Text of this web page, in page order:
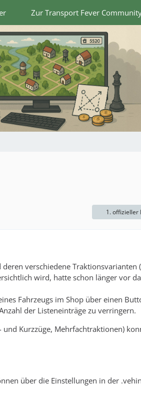
Zur Transport Fever
1. offizieller
verschiedene Traktionsvarianten
wird, hatte schon länger vor
Fahrzeugs im Shop über einen
der Listeneinträge zu verringern.
Kurzzüge, Mehrfachtraktionen)
über die Einstellungen in der